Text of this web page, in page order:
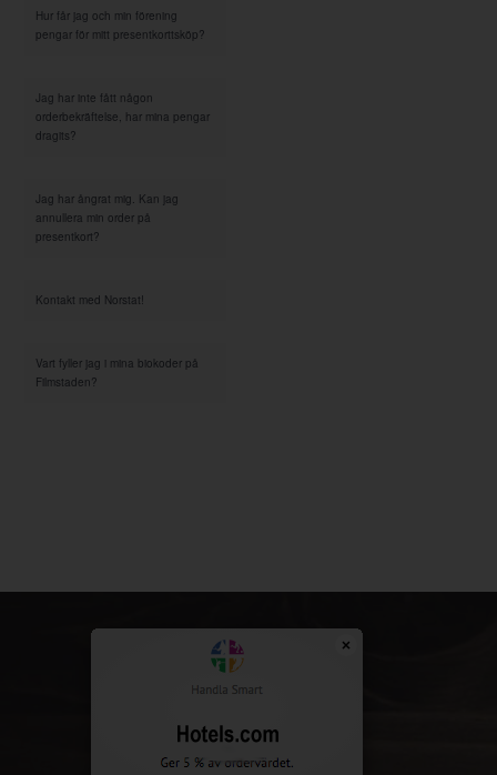
Hur får jag och min förening
pengar för mitt presentkorttsköp?
Jag har inte fått någon
orderbekräftelse, har mina pengar
dragits?
Jag har ångrat mig. Kan jag
annullera min order på
presentkort?
Kontakt med Norstat!
Vart fyller jag i mina biokoder på
Filmstaden?